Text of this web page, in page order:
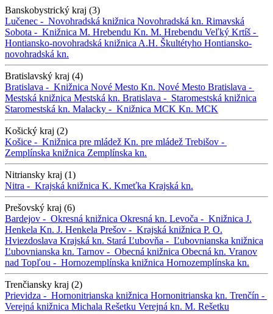
Banskobystrický kraj (3)
Lučenec - Novohradská knižnica Novohradská kn. Rimavská
Sobota - Knižnica M. Hrebendu Kn. M. Hrebendu Veľký Krtíš -
Hontiansko-novohradská knižnica A.H. Škultétyho Hontiansko-
novohradská kn.
Bratislavský kraj (4)
Bratislava - Knižnica Nové Mesto Kn. Nové Mesto Bratislava -
Mestská knižnica Mestská kn. Bratislava - Staromestská knižnica
Staromestská kn. Malacky - Knižnica MCK Kn. MCK
Košický kraj (2)
Košice - Knižnica pre mládež Kn. pre mládež Trebišov -
Zemplínska knižnica Zemplínska kn.
Nitriansky kraj (1)
Nitra - Krajská knižnica K. Kmeťka Krajská kn.
Prešovský kraj (6)
Bardejov - Okresná knižnica Okresná kn. Levoča - Knižnica J.
Henkela Kn. J. Henkela Prešov - Krajská knižnica P. O.
Hviezdoslava Krajská kn. Stará Ľubovňa - Ľubovnianska knižnica
Ľubovnianska kn. Tarnov - Obecná knižnica Obecná kn. Vranov
nad Topľou - Hornozemplínska knižnica Hornozemplínska kn.
Trenčiansky kraj (2)
Prievidza - Hornonitrianska knižnica Hornonitrianska kn. Trenčín -
Verejná knižnica Michala Rešetku Verejná kn. M. Rešetku